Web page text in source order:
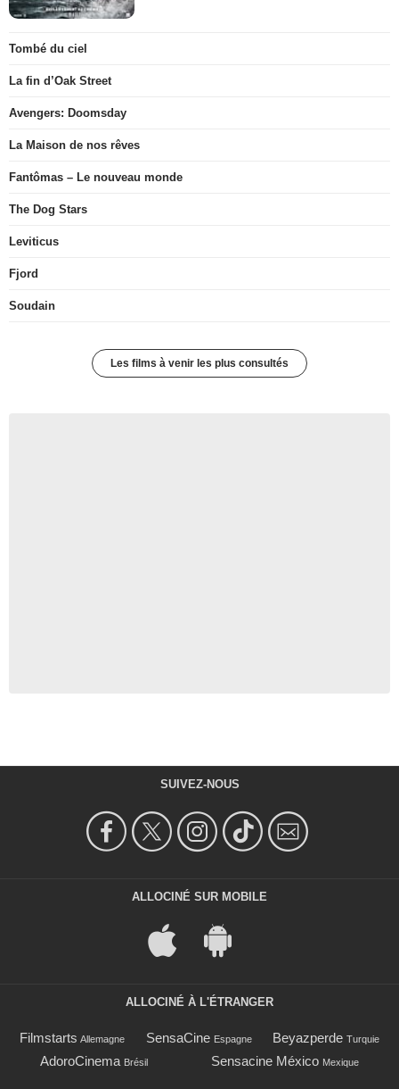
Tombé du ciel
La fin d’Oak Street
Avengers: Doomsday
La Maison de nos rêves
Fantômas – Le nouveau monde
The Dog Stars
Leviticus
Fjord
Soudain
Les films à venir les plus consultés
SUIVEZ-NOUS
ALLOCINÉ SUR MOBILE
ALLOCINÉ À L'ÉTRANGER
Filmstarts Allemagne SensaCine Espagne Beyazperde Turquie
AdoroCinema Brésil Sensacine México Mexique